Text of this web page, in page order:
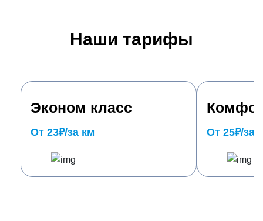
Наши тарифы
Эконом класс
От 23₽/за км От 25₽/за